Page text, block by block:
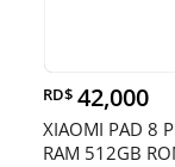
RD$ 42,000
XIAOMI PAD 8
RAM 512GB